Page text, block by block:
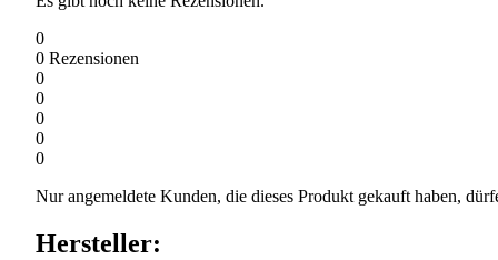
0
0 Rezensionen
0
0
0
0
0
Nur angemeldete Kunden, die dieses Produkt gekauft haben,
Hersteller: